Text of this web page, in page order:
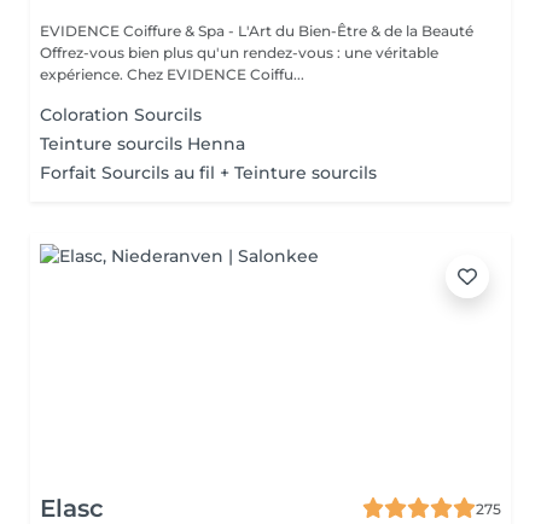
EVIDENCE Coiffure & Spa - L'Art du Bien-Être & de la Beauté
Offrez-vous bien plus qu'un rendez-vous : une véritable
expérience. Chez EVIDENCE Coiffu...
Coloration Sourcils
Teinture sourcils Henna
Forfait Sourcils au fil + Teinture sourcils
Elasc
275